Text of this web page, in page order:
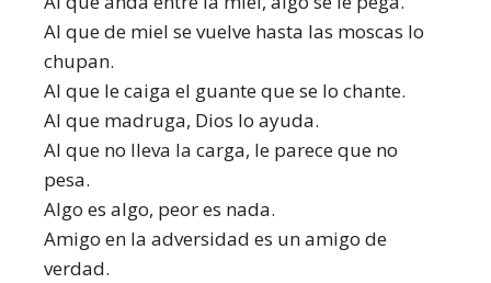
Al que de miel se vuelve hasta las moscas lo
chupan.
Al que le caiga el guante que se lo chante.
Al que madruga, Dios lo ayuda.
Al que no lleva la carga, le parece que no
pesa.
Algo es algo, peor es nada.
Amigo en la adversidad es un amigo de
verdad.